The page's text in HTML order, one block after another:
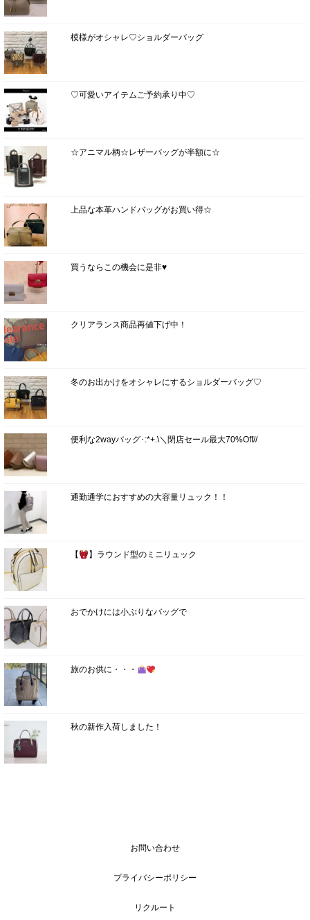
模様がオシャレ♡ショルダーバッグ
♡可愛いアイテムご予約承り中♡
☆アニマル柄☆レザーバッグが半額に☆
上品な本革ハンドバッグがお買い得☆
買うならこの機会に是非♥
クリアランス商品再値下げ中！
冬のお出かけをオシャレにするショルダーバッグ♡
便利な2wayバッグ･:*+.\＼閉店セール最大70%Off//
通勤通学におすすめの大容量リュック！！
【 】ラウンド型のミニリュック
おでかけには小ぶりなバッグで
旅のお供に・・・
秋の新作入荷しました！
お問い合わせ
プライバシーポリシー
リクルート